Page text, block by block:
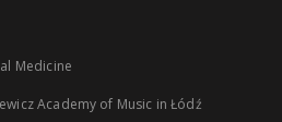
Medicine
Academy of Music in Łódź